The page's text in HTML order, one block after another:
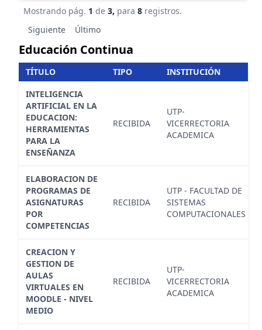
Mostrando pág. 1 de 3, para 8 registros.
Siguiente
Último
Educación Continua
TÍTULO TIPO INSTITUCIÓN
INTELIGENCIA
ARTIFICIAL EN LA
EDUCACION:
HERRAMIENTAS
PARA LA
ENSEÑANZA
RECIBIDA
UTP-
VICERRECTORIA
ACADEMICA
ELABORACION DE
PROGRAMAS DE
ASIGNATURAS
POR
COMPETENCIAS
RECIBIDA
UTP - FACULTAD DE
SISTEMAS
COMPUTACIONALES
CREACION Y
GESTION DE
AULAS
VIRTUALES EN
MOODLE - NIVEL
MEDIO
RECIBIDA
UTP-
VICERRECTORIA
ACADEMICA